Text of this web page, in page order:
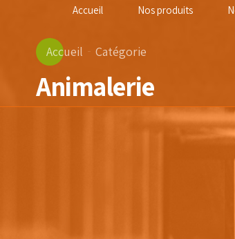
Accueil Nos produits
Accueil Catégorie
Animalerie